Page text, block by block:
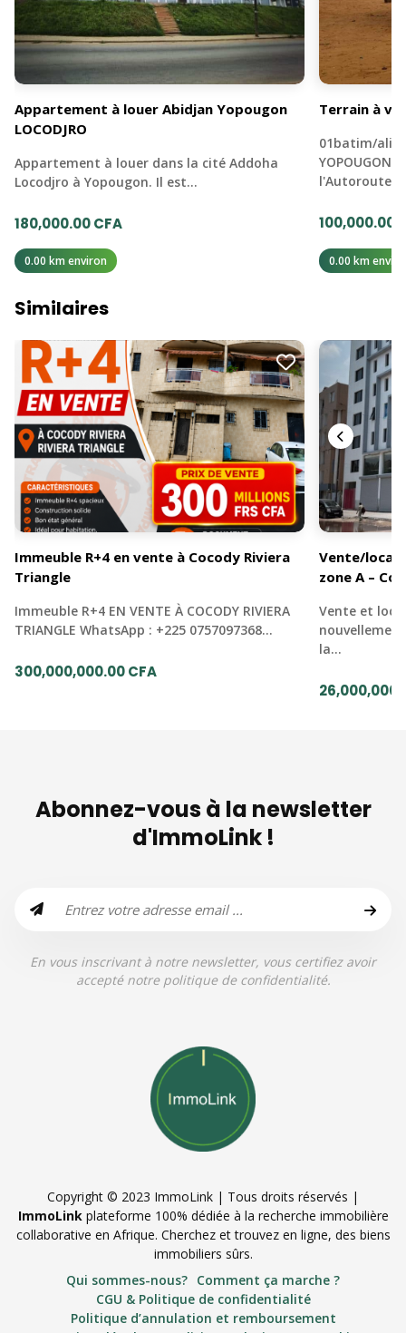
Appartement à louer Abidjan Yopougon
LOCODJRO
Appartement à louer dans la cité Addoha
Locodjro à Yopougon. Il est…
180,000.00 CFA
0.00 km environ
Terrain à
01batim/ali26
YOPOUGON
l'Autoroute
100,000.00
0.00 km
Similaires
Immeuble R+4 en vente à Cocody Riviera
Triangle
Immeuble R+4 EN VENTE À COCODY RIVIERA
TRIANGLE WhatsApp : +225 0757097368…
300,000,000.00 CFA
Vente/
zone A –
Vente et
la…
Abonnez-vous à la newsletter
d'ImmoLink !
En vous inscrivant à notre newsletter, vous certifiez avoir
accepté notre politique de confidentialité.
Copyright © 2023 ImmoLink | Tous droits réservés |
ImmoLinkplateforme 100% dédiée à la recherche immobilière
collaborative en Afrique. Cherchez et trouvez en ligne, des biens
immobiliers sûrs.
Qui sommes-nous? Comment ça marche ?
CGU & Politique de confidentialité
Politique d’annulation et remboursement